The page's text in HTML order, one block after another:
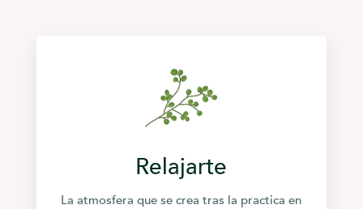
Relajarte
La atmosfera que se crea tras la practica en